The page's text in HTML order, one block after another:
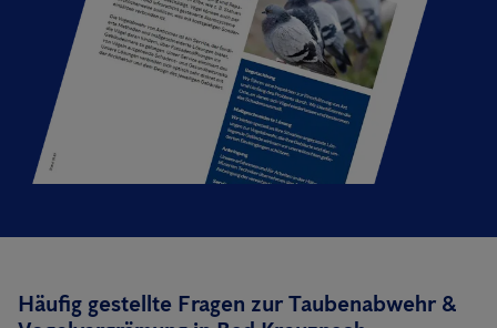
Häufig gestellte Fragen zur Taubenabwehr &